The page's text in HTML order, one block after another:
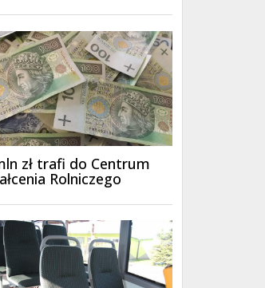
zł trafi do Centrum
Rolniczego